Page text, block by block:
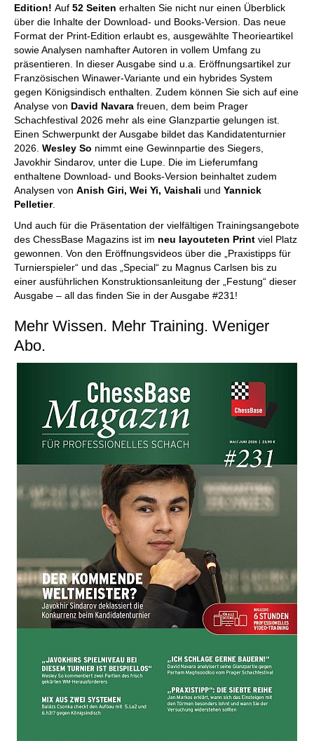
Edition! Auf 52 Seiten erhalten Sie nicht nur einen Überblick
über die Inhalte der Download- und Books-Version. Das neue
Format der Print-Edition erlaubt es, ausgewählte Theorieartikel
sowie Analysen namhafter Autoren in vollem Umfang zu
präsentieren. In dieser Ausgabe sind u.a. Eröffnungsartikel zur
Französischen Winawer-Variante und ein hybrides System
gegen Königsindisch enthalten. Zudem können Sie sich auf eine
Analyse von David Navara freuen, dem beim Prager
Schachfestival 2026 mehr als eine Glanzpartie gelungen ist.
Einen Schwerpunkt der Ausgabe bildet das Kandidatenturnier
2026. Wesley So nimmt eine Gewinnpartie des Siegers,
Javokhir Sindarov, unter die Lupe. Die im Lieferumfang
enthaltene Download- und Books-Version beinhaltet zudem
Analysen von Anish Giri, Wei Yi, Vaishali und Yannick
Pelletier.
Und auch für die Präsentation der vielfältigen Trainingsangebote
des ChessBase Magazins ist im neu layouteten Print viel Platz
gewonnen. Von den Eröffnungsvideos über die „Praxistipps für
Turnierspieler“ und das „Special“ zu Magnus Carlsen bis zu
einer ausführlichen Konstruktionsanleitung der „Festung“ dieser
Ausgabe – all das finden Sie in der Ausgabe #231!
Mehr Wissen. Mehr Training. Weniger
Abo.